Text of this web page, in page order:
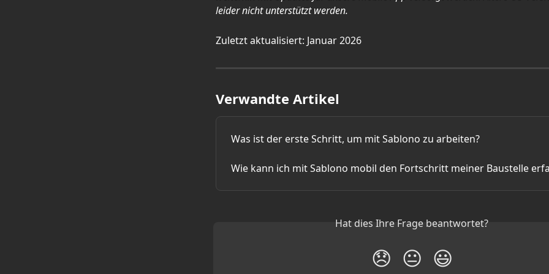
leider nicht unterstützt werden.
Zuletzt aktualisiert: Januar 2026
Verwandte Artikel
Was ist der erste Schritt, um mit Sablono zu arbeiten?
Wie kann ich mit Sablono mobil den Fortschritt meiner Baustelle
Hat dies Ihre Frage beantwortet?
😞 😐 😃